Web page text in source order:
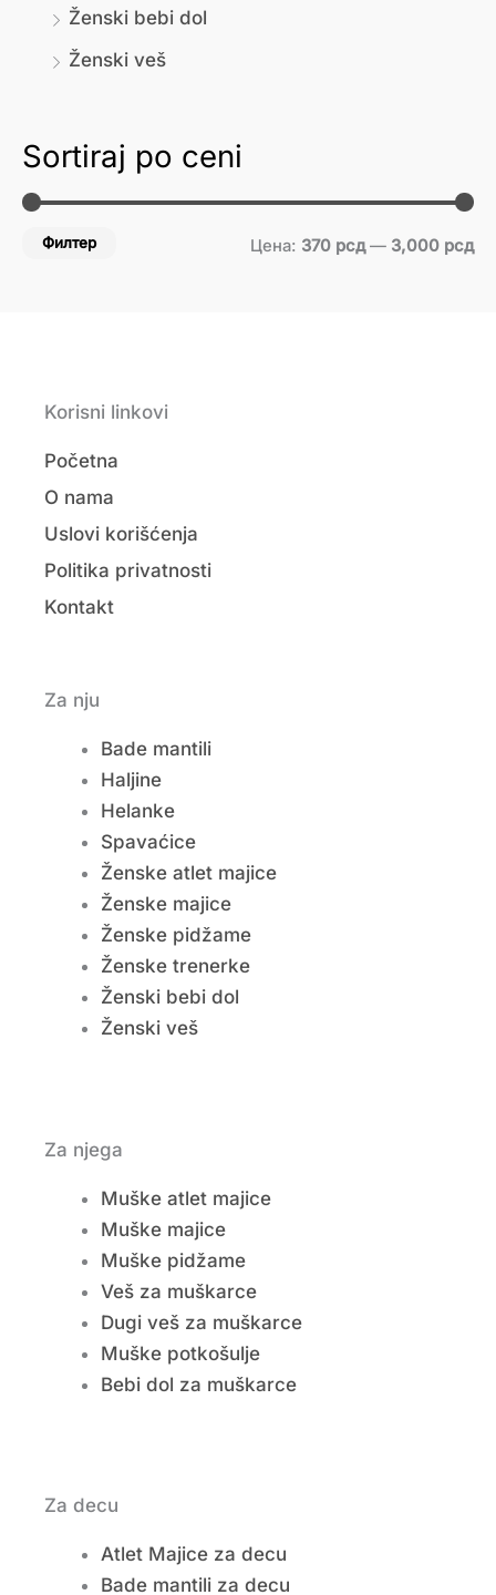
Ženski bebi dol
Ženski veš
Sortiraj po ceni
Филтер Цена: 370 рсд— 3,000 рсд
Korisni linkovi
Početna
O nama
Uslovi korišćenja
Politika privatnosti
Kontakt
Za nju
Bade mantili
Haljine
Helanke
Spavaćice
Ženske atlet majice
Ženske majice
Ženske pidžame
Ženske trenerke
Ženski bebi dol
Ženski veš
Za njega
Muške atlet majice
Muške majice
Muške pidžame
Veš za muškarce
Dugi veš za muškarce
Muške potkošulje
Bebi dol za muškarce
Za decu
Atlet Majice za decu
Bade mantili za decu